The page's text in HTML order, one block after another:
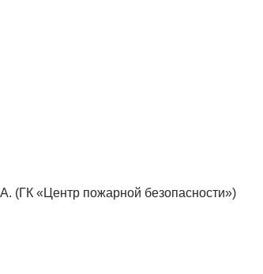
(ГК «Центр пожарной безопасности»)